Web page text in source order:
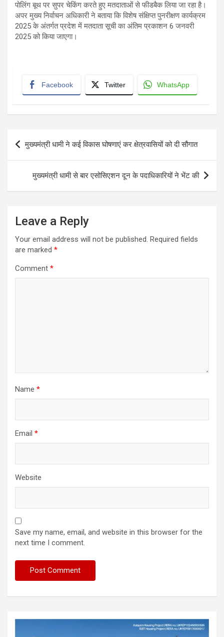
पोलिंग बूथ पर सुपर चेकिंग करते हुए मतदाताओं से फीडबैक लिया जा रहा है।
अपर मुख्य निर्वाचन अधिकारी ने बताया कि विशेष संक्षिप्त पुनरीक्षण कार्यक्रम
2025 के अंतर्गत प्रदेश में मतदाता सूची का अंतिम प्रकाशन 6 जनवरी
2025 को किया जाएगा।
Facebook Twitter WhatsApp
Post
navigation
मुख्यमंत्री धामी ने कई विकास घोषणाएं कर क्षेत्रवासियों को दी सौगात
मुख्यमंत्री धामी से बार एसोसिएशन दून के पदाधिकारियों ने भेंट की
Leave a Reply
Your email address will not be published. Required fields
are marked *
Comment *
Name *
Email *
Website
Save my name, email, and website in this browser for the
next time I comment.